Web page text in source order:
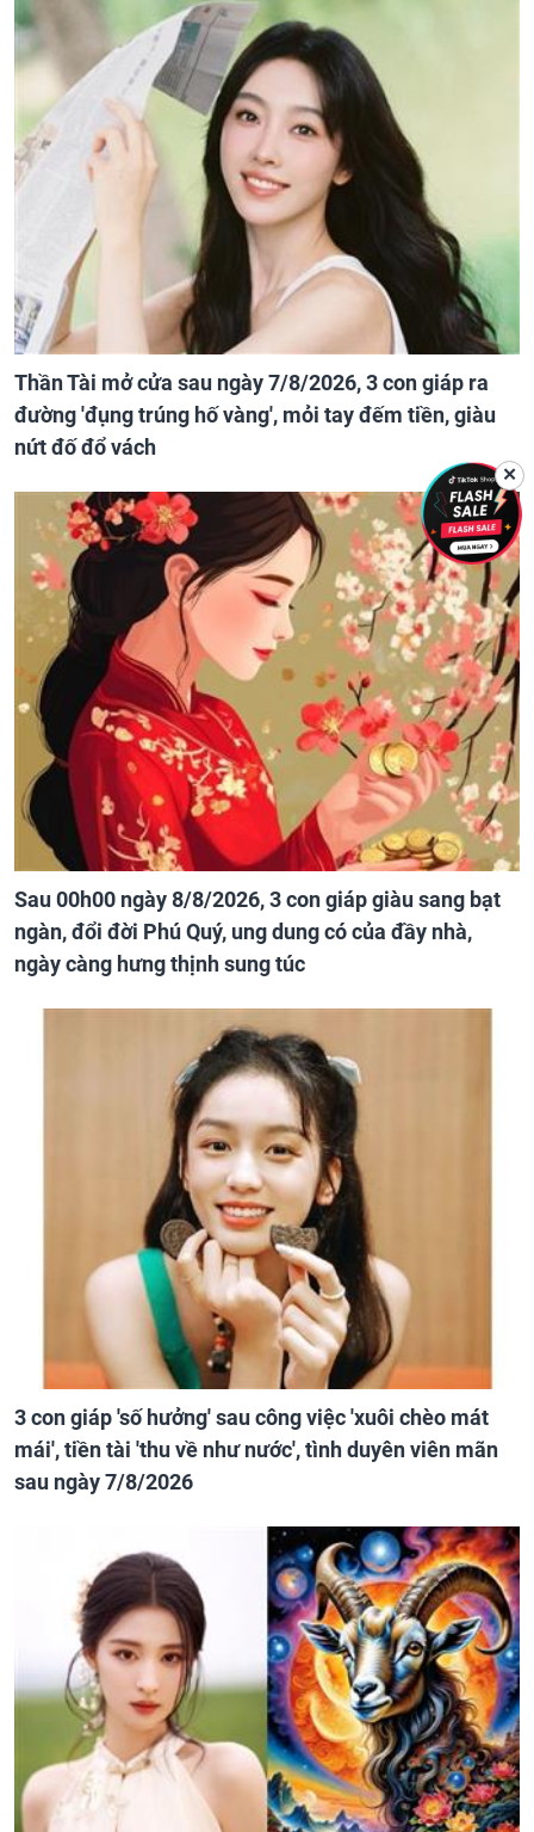
Thần Tài mở cửa sau ngày 7/8/2026, 3 con giáp ra
đường 'đụng trúng hố vàng', mỏi tay đếm tiền, giàu
nứt đố đổ vách
Sau 00h00 ngày 8/8/2026, 3 con giáp giàu sang bạt
ngàn, đổi đời Phú Quý, ung dung có của đầy nhà,
ngày càng hưng thịnh sung túc
3 con giáp 'số hưởng' sau công việc 'xuôi chèo mát
mái', tiền tài 'thu về như nước', tình duyên viên mãn
sau ngày 7/8/2026
✕